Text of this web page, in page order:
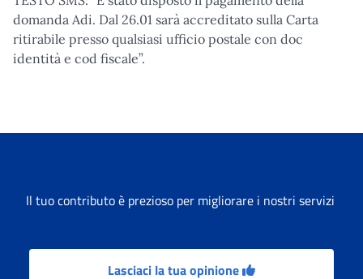
domanda Adi. Dal 26.01 sarà accreditato sulla Carta
ritirabile presso qualsiasi ufficio postale con doc
identità e cod fiscale”.
Il tuo contributo è prezioso per migliorare i nostri servizi
Lasciaci la tua opinione